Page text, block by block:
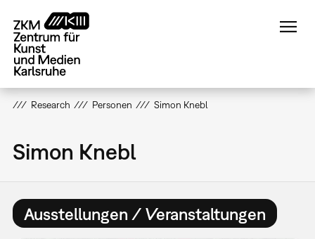
zum
Inhalt
Research Personen Simon Knebl
Simon Knebl
Ausstellungen / Veranstaltungen